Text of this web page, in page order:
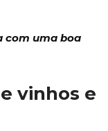
com uma boa
vinhos e